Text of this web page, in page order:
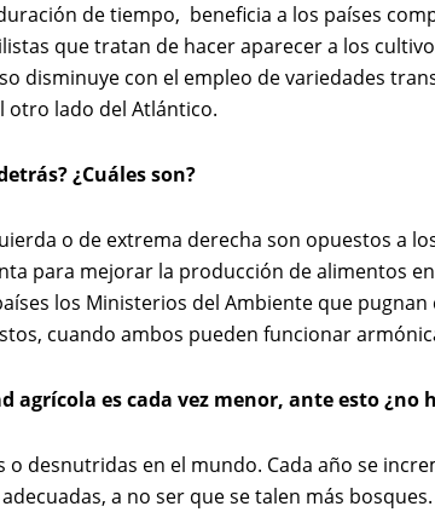
de tiempo, beneficia a los países
que tratan de hacer aparecer a los
disminuye con el empleo de variedades
otro lado del Atlántico.
¿Cuáles son?
o de extrema derecha son opuestos a
para mejorar la producción de alimentos
los Ministerios del Ambiente que
cuando ambos pueden funcionar
agrícola es cada vez menor, ante esto
desnutridas en el mundo. Cada año se
a no ser que se talen más